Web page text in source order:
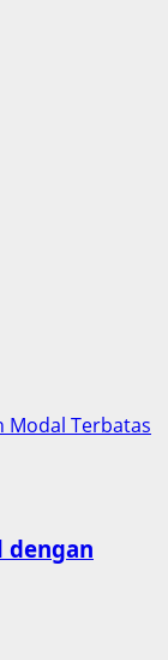
Modal Terbatas
dengan